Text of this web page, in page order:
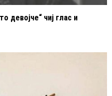
девојче“ чиј глас и